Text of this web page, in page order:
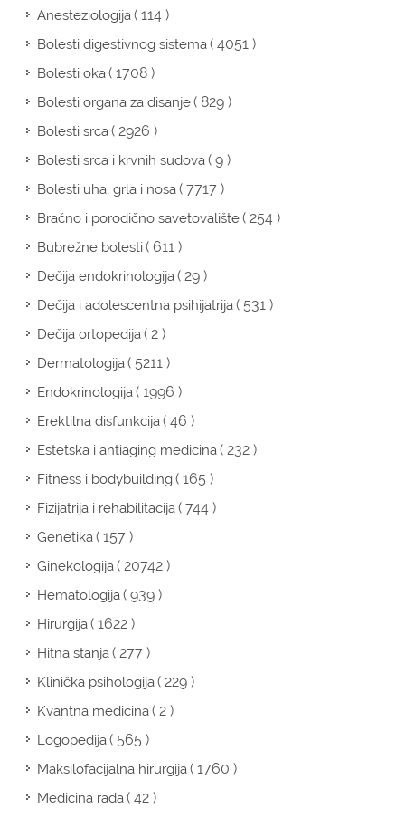
Anesteziologija( 114 )
Bolesti digestivnog sistema( 4051 )
Bolesti oka( 1708 )
Bolesti organa za disanje( 829 )
Bolesti srca( 2926 )
Bolesti srca i krvnih sudova( 9 )
Bolesti uha, grla i nosa( 7717 )
Bračno i porodično savetovalište( 254 )
Bubrežne bolesti( 611 )
Dečija endokrinologija( 29 )
Dečija i adolescentna psihijatrija( 531 )
Dečija ortopedija( 2 )
Dermatologija( 5211 )
Endokrinologija( 1996 )
Erektilna disfunkcija( 46 )
Estetska i antiaging medicina( 232 )
Fitness i bodybuilding( 165 )
Fizijatrija i rehabilitacija( 744 )
Genetika( 157 )
Ginekologija( 20742 )
Hematologija( 939 )
Hirurgija( 1622 )
Hitna stanja( 277 )
Klinička psihologija( 229 )
Kvantna medicina( 2 )
Logopedija( 565 )
Maksilofacijalna hirurgija( 1760 )
Medicina rada( 42 )